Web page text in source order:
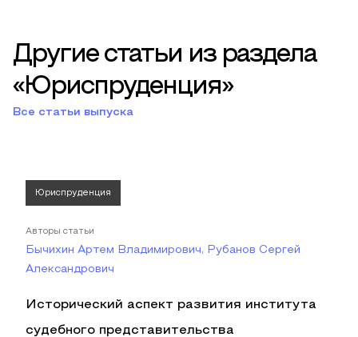
Другие статьи из раздела
«Юриспруденция»
Все статьи выпуска
Юриспруденция
Авторы статьи
Бычихин Артем Владимирович, Рубанов Сергей
Александрович
Исторический аспект развития института
судебного представительства